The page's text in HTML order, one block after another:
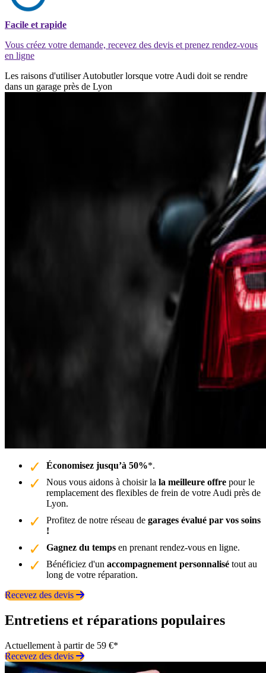
Facile et rapide
Vous créez votre demande, recevez des devis et prenez rendez-vous
en ligne
Les raisons d'utiliser Autobutler lorsque votre Audi doit se rendre
dans un garage près de Lyon
Économisez jusqu’à 50%*.
Nous vous aidons à choisir la la meilleure offre pour le
remplacement des flexibles de frein de votre Audi près de
Lyon.
Profitez de notre réseau de garages évalué par vos soins
!
Gagnez du temps en prenant rendez-vous en ligne.
Bénéficiez d'un accompagnement personnalisé tout au
long de votre réparation.
Recevez des devis
Entretiens et réparations populaires
Actuellement à partir de 59 €*
Recevez des devis